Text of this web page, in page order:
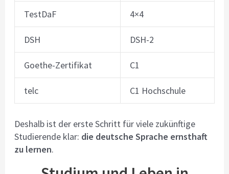
TestDaF 4×4
DSH DSH-2
Goethe-Zertifikat C1
telc C1 Hochschule
Deshalb ist der erste Schritt für viele zukünftige
Studierende klar: die deutsche Sprache ernsthaft
zu lernen.